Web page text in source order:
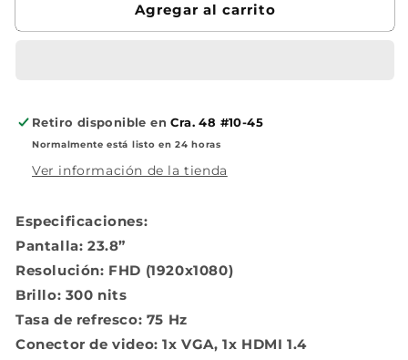
Agregar al carrito
Retiro disponible enCra. 48 #10-45
Normalmente está listo en 24 horas
Ver información de la tienda
Especificaciones:
Pantalla: 23.8”
Resolución: FHD (1920x1080)
Brillo: 300 nits
Tasa de refresco: 75 Hz
Conector de video: 1x VGA, 1x HDMI 1.4